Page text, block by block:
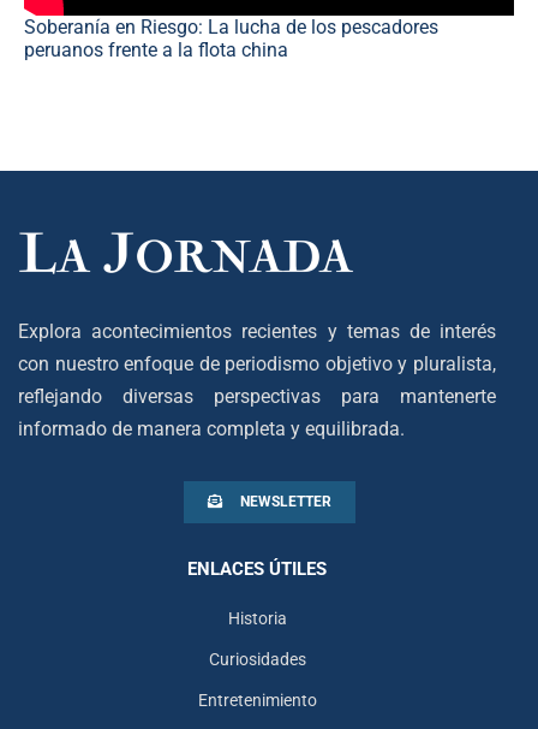
Soberanía en Riesgo: La lucha de los pescadores
peruanos frente a la flota china
Explora acontecimientos recientes y temas de interés
con nuestro enfoque de periodismo objetivo y pluralista,
reflejando diversas perspectivas para mantenerte
informado de manera completa y equilibrada.
NEWSLETTER
ENLACES ÚTILES
Historia
Curiosidades
Entretenimiento